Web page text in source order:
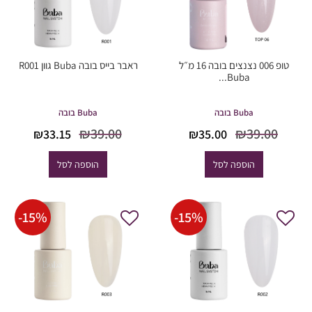
טופ 006 נצנצים בובה 16 מ״ל
Buba...
Buba בובה
₪39.00
המחיר
המקורי
היה:
₪39.00.
₪35.00
הוספה לסל
ראבר בייס בובה Buba גוון R001
Buba בובה
₪39.00
המחיר
המקורי
היה:
₪39.00.
₪33.15
הוספה לסל
-15%
-15%